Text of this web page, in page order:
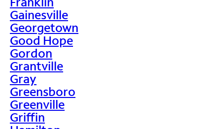
Gainesville
Georgetown
Good Hope
Gordon
Grantville
Gray
Greensboro
Greenville
Griffin